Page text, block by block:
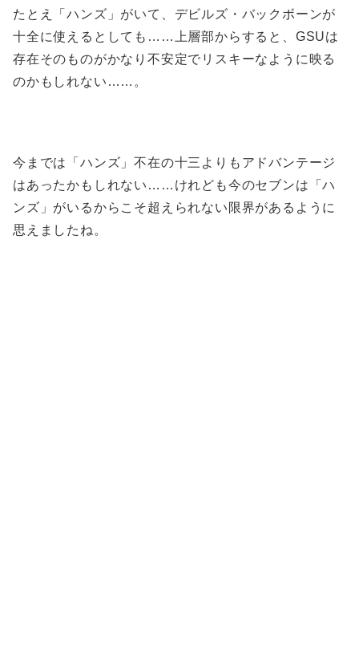
たとえ「ハンズ」がいて、デビルズ・バックボーンが
十全に使えるとしても……上層部からすると、GSUは
存在そのものがかなり不安定でリスキーなように映る
のかもしれない……。
今までは「ハンズ」不在の十三よりもアドバンテージ
はあったかもしれない……けれども今のセブンは「ハ
ンズ」がいるからこそ超えられない限界があるように
思えましたね。